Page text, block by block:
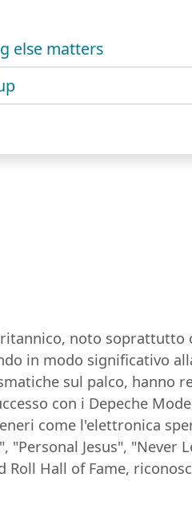
else matters
noto
in modo significativo
sul palco, hanno
con i Depeche
come l'elettronica
Jesus", "Never
Roll Hall of Fame,